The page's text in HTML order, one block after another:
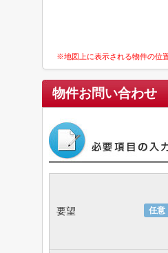
※地図上に表示される物件の位
物件お問い合わせ
任意
要望